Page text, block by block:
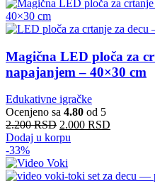
Magična LED ploča za
napajanjem – 40×30 cm
Edukativne igračke
Ocenjeno sa 4.80 od 5
2.200RSD 2.000 RSD
Dodaj u korpu
-33%